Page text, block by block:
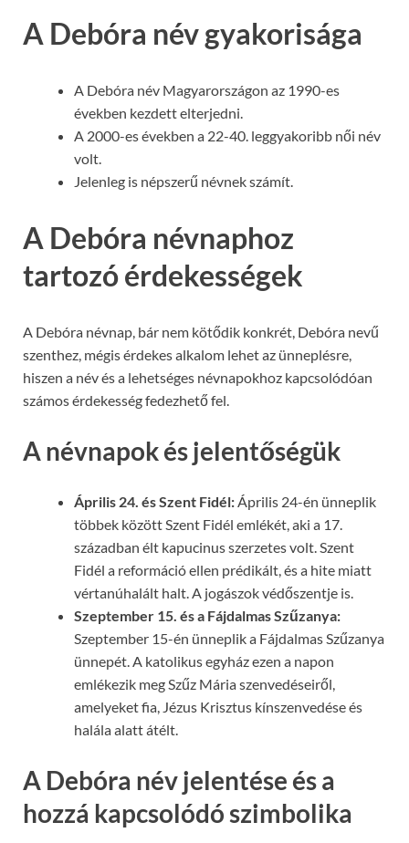
A Debóra név gyakorisága
A Debóra név Magyarországon az 1990-es
években kezdett elterjedni.
A 2000-es években a 22-40. leggyakoribb női név
volt.
Jelenleg is népszerű névnek számít.
A Debóra névnaphoz
tartozó érdekességek
A Debóra névnap, bár nem kötődik konkrét, Debóra nevű
szenthez, mégis érdekes alkalom lehet az ünneplésre,
hiszen a név és a lehetséges névnapokhoz kapcsolódóan
számos érdekesség fedezhető fel.
A névnapok és jelentőségük
Április 24. és Szent Fidél:Április 24-én ünneplik
többek között Szent Fidél emlékét, aki a 17.
században élt kapucinus szerzetes volt. Szent
Fidél a reformáció ellen prédikált, és a hite miatt
vértanúhalált halt. A jogászok védőszentje is.
Szeptember 15. és a Fájdalmas Szűzanya:
Szeptember 15-én ünneplik a Fájdalmas Szűzanya
ünnepét. A katolikus egyház ezen a napon
emlékezik meg Szűz Mária szenvedéseiről,
amelyeket fia, Jézus Krisztus kínszenvedése és
halála alatt átélt.
A Debóra név jelentése és a
hozzá kapcsolódó szimbolika